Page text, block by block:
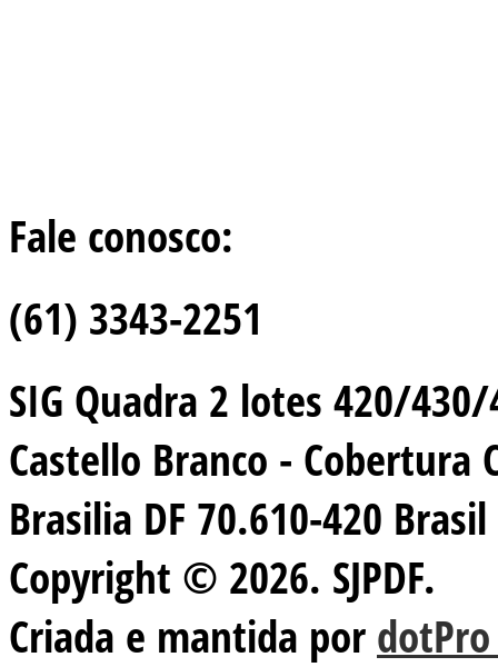
Fale conosco:
(61) 3343-2251
SIG Quadra 2 lotes 420/
Castello Branco - Cobertura
Brasilia DF 70.610-420 Brasil
Copyright © 2026. SJPDF.
Criada e mantida por